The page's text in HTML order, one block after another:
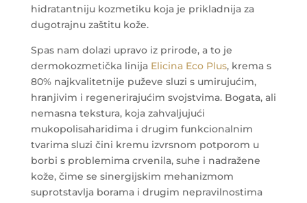
hidratantniju kozmetiku koja je prikladnija za
dugotrajnu zaštitu kože.
Spas nam dolazi upravo iz prirode, a to je
dermokozmetička linija Elicina Eco Plus, krema s
80% najkvalitetnije puževe sluzi s umirujućim,
hranjivim i regenerirajućim svojstvima. Bogata, ali
nemasna tekstura, koja zahvaljujući
mukopolisaharidima i drugim funkcionalnim
tvarima sluzi čini kremu izvrsnom potporom u
borbi s problemima crvenila, suhe i nadražene
kože, čime se sinergijskim mehanizmom
suprotstavlja borama i drugim nepravilnostima